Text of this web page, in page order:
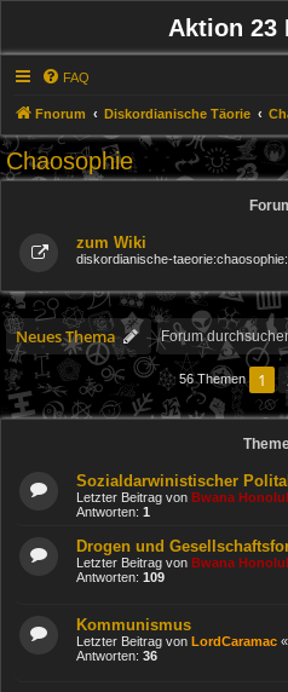
Aktion 23
FAQ
Fnorum Diskordianische Täorie
Chaosophie
zum Wiki
diskordianische-
Neues Thema
56 Themen 1
Sozialdarwinistischer
Letzter Beitrag von Bwana
Antworten: 1
Drogen und
Letzter Beitrag von Bwana
Antworten: 109
Kommunismus
Letzter Beitrag von LordCaramac «
Antworten: 36